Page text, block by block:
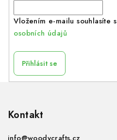
Vložením e-mailu souhlasíte s
osobních údajů
Přihlásit se
Kontakt
info@woodycrafts.cz